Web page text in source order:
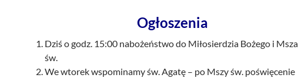
Ogłoszenia
Dziś o godz. 15:00 nabożeństwo do Miłosierdzia Bożego i Msza
św.
We wtorek wspominamy św. Agatę – po Mszy św. poświęcenie